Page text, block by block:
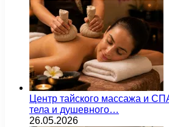
Центр тайского массажа и
тела и душевного…
26.05.2026